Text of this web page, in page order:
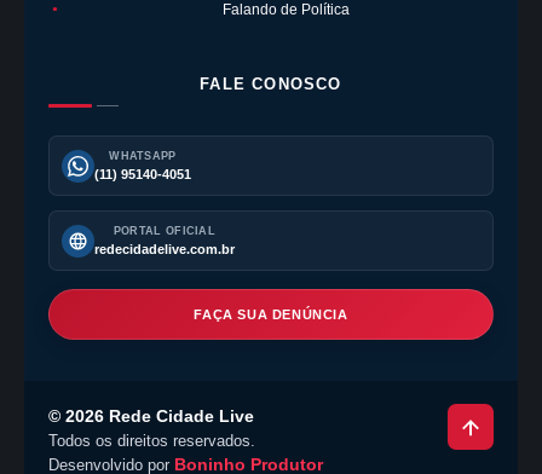
● Falando de Política
FALE CONOSCO
WHATSAPP
(11) 95140-4051
PORTAL OFICIAL
redecidadelive.com.br
FAÇA SUA DENÚNCIA
© 2026 Rede Cidade Live
Todos os direitos reservados.
Desenvolvido por Boninho Produtor